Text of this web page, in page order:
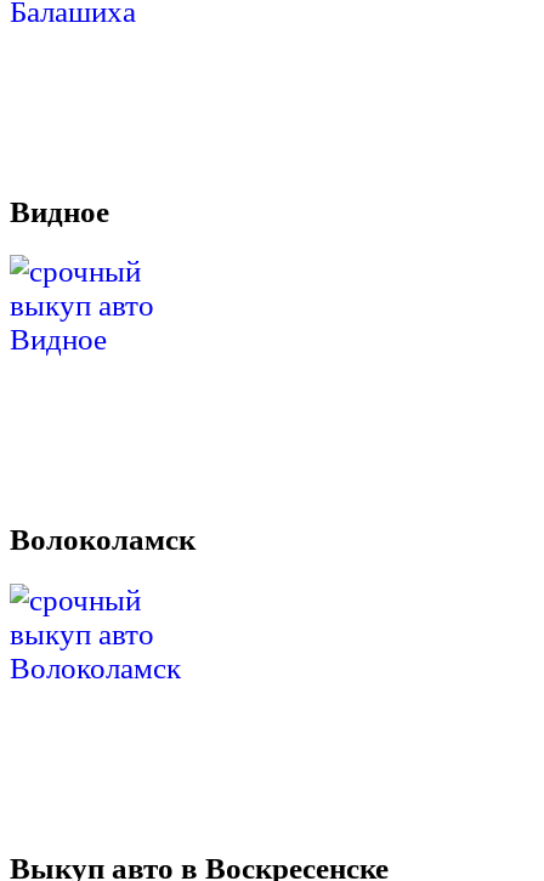
Видное
Волоколамск
Выкуп авто в Воскресенске